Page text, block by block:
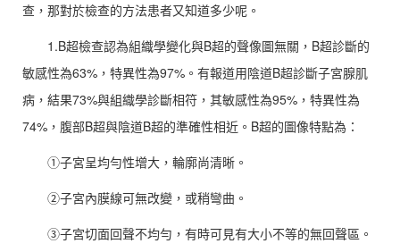
查，那對於檢查的方法患者又知道多少呢。
1.B超檢查認為組織學變化與B超的聲像圖無關，B超診斷的
敏感性為63%，特異性為97%。有報道用陰道B超診斷子宮腺肌
病，結果73%與組織學診斷相符，其敏感性為95%，特異性為
74%，腹部B超與陰道B超的準確性相近。B超的圖像特點為：
①子宮呈均勻性增大，輪廓尚清晰。
②子宮內膜線可無改變，或稍彎曲。
③子宮切面回聲不均勻，有時可見有大小不等的無回聲區。